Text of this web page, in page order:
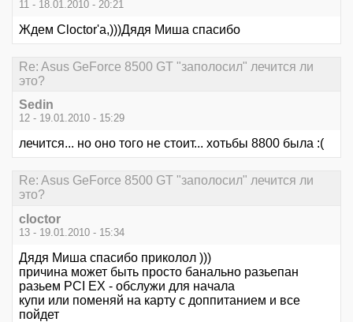
11 - 18.01.2010 - 20:21
Ждем Cloctor'a,)))Дядя Миша спасибо
Re: Asus GeForce 8500 GT "заполосил" лечится ли
это?
Sedin
12 - 19.01.2010 - 15:29
лечится... но оно того не стоит... хотьбы 8800 была :(
Re: Asus GeForce 8500 GT "заполосил" лечится ли
это?
cloctor
13 - 19.01.2010 - 15:34
Дядя Миша спасибо приколол )))
причина может быть просто банально разьепан
разьем PCI EX - обслужи для начала
купи или поменяй на карту с доппитанием и все
пойдет